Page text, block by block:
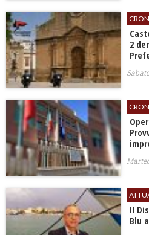
2
Il
Blu